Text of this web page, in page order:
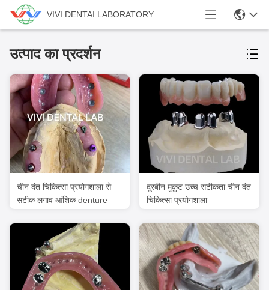
VIVI DENTAI LABORATORY
उत्पाद का प्रदर्शन
चीन दंत चिकित्सा प्रयोगशाला से
सटीक लगाव आंशिक denture
दूरबीन मुकुट उच्च सटीकता चीन दंत
चिकित्सा प्रयोगशाला